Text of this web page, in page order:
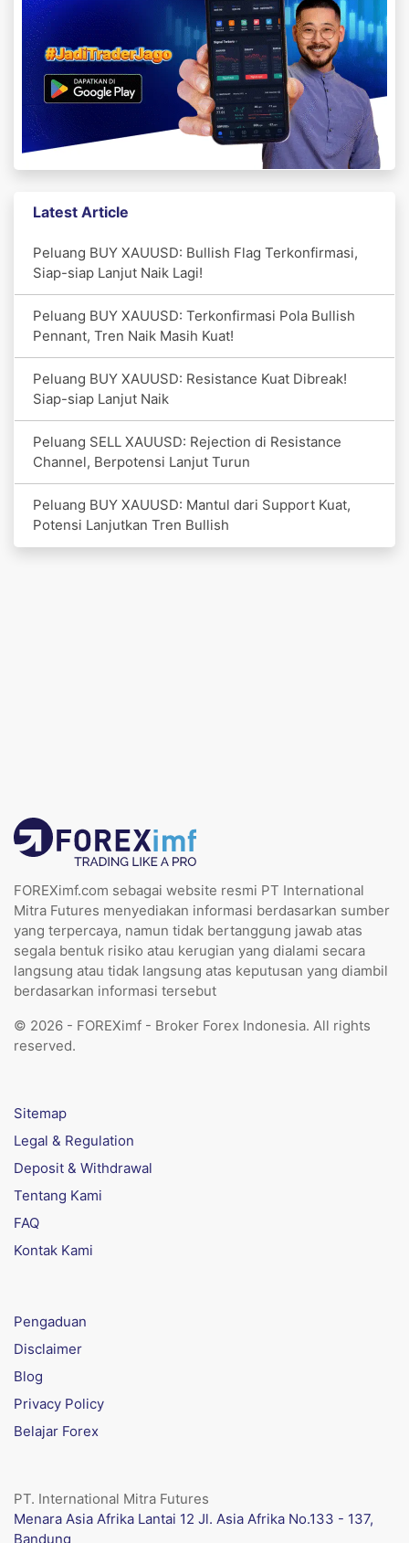
Latest Article
Peluang BUY XAUUSD: Bullish Flag Terkonfirmasi,
Siap-siap Lanjut Naik Lagi!
Peluang BUY XAUUSD: Terkonfirmasi Pola Bullish
Pennant, Tren Naik Masih Kuat!
Peluang BUY XAUUSD: Resistance Kuat Dibreak!
Siap-siap Lanjut Naik
Peluang SELL XAUUSD: Rejection di Resistance
Channel, Berpotensi Lanjut Turun
Peluang BUY XAUUSD: Mantul dari Support Kuat,
Potensi Lanjutkan Tren Bullish
FOREXimf.com sebagai website resmi PT International
Mitra Futures menyediakan informasi berdasarkan sumber
yang terpercaya, namun tidak bertanggung jawab atas
segala bentuk risiko atau kerugian yang dialami secara
langsung atau tidak langsung atas keputusan yang diambil
berdasarkan informasi tersebut
© 2026 - FOREXimf - Broker Forex Indonesia. All rights
reserved.
Sitemap
Legal & Regulation
Deposit & Withdrawal
Tentang Kami
FAQ
Kontak Kami
Pengaduan
Disclaimer
Blog
Privacy Policy
Belajar Forex
PT. International Mitra Futures
Menara Asia Afrika Lantai 12 Jl. Asia Afrika No.133 - 137,
Bandung